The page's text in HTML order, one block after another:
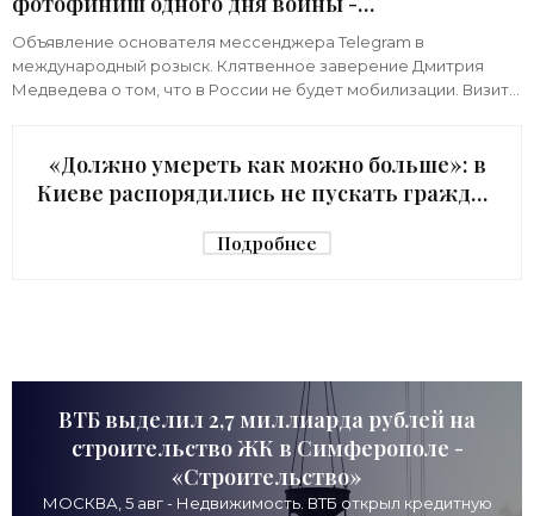
«Недвижимость»
Объявление основателя мессенджера Telegram в
международный розыск. Клятвенное заверение Дмитрия
Медведева о том, что в России не будет мобилизации. Визит
«Должно умереть как можно больше»: в
Киеве распорядились не пускать граждан
Подробнее
ВТБ выделил 2,7 миллиарда рублей на
строительство ЖК в Симферополе -
«Строительство»
МОСКВА, 5 авг - Недвижимость. ВТБ открыл кредитную